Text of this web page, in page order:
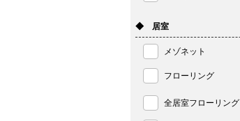
◆ 居室
メゾネット
フローリング
全居室フローリング